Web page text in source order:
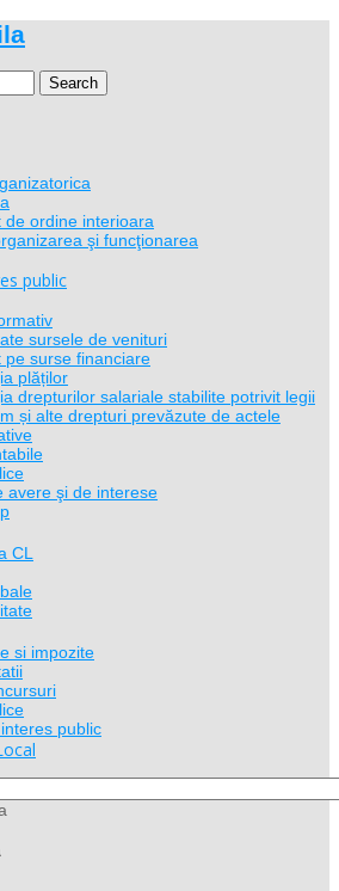
Search
de ordine interioara
şi funcţionarea
public
sursele de venituri
pe surse financiare
plăților
drepturilor salariale stabilite potrivit legii
și alte drepturi prevăzute de actele
avere şi de interese
CL
si impozite
public